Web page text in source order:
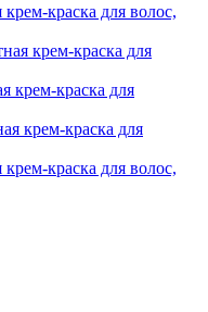
краска для волос,
крем-краска для
краска для волос,